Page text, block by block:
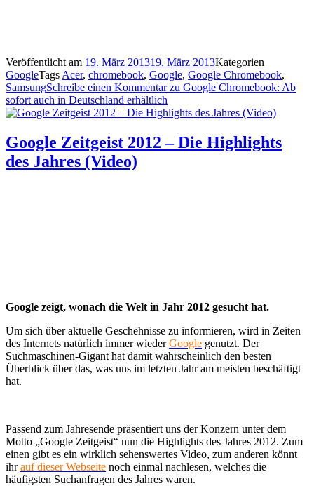
Veröffentlicht am 19. März 201319. März 2013Kategorien
GoogleTags Acer, chromebook, Google, Google Chromebook,
SamsungSchreibe einen Kommentarzu Google Chromebook: Ab
sofort auch in Deutschland erhältlich
Google Zeitgeist 2012 – Die Highlights
des Jahres (Video)
Google zeigt, wonach die Welt in Jahr 2012 gesucht hat.
Um sich über aktuelle Geschehnisse zu informieren, wird in Zeiten
des Internets natürlich immer wiederGoogle genutzt. Der
Suchmaschinen-Gigant hat damit wahrscheinlich den besten
Überblick über das, was uns im letzten Jahr am meisten beschäftigt
hat.
Passend zum Jahresende präsentiert uns der Konzern unter dem
Motto „Google Zeitgeist“ nun die Highlights des Jahres 2012. Zum
einen gibt es ein wirklich sehenswertes Video, zum anderen könnt
ihr auf dieser Webseite noch einmal nachlesen, welches die
häufigsten Suchanfragen des Jahres waren.